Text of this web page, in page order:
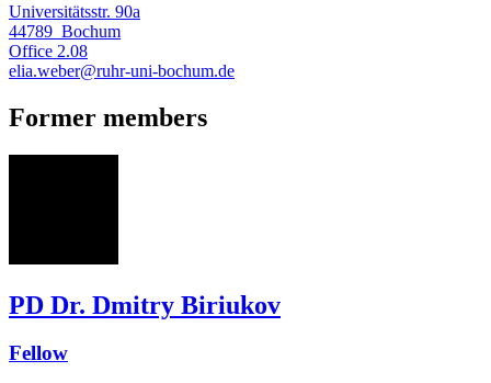
Universitätsstr. 90a
44789 Bochum
Office 2.08
elia.weber@ruhr-uni-bochum.de
Former members
PD Dr. Dmitry Biriukov
Fellow